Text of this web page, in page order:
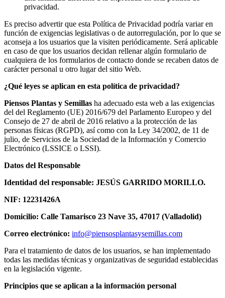
privacidad.
Es preciso advertir que esta Política de Privacidad podría variar en
función de exigencias legislativas o de autorregulación, por lo que se
aconseja a los usuarios que la visiten periódicamente. Será aplicable
en caso de que los usuarios decidan rellenar algún formulario de
cualquiera de los formularios de contacto donde se recaben datos de
carácter personal u otro lugar del sitio Web.
¿Qué leyes se aplican en esta política de privacidad?
Piensos Plantas y Semillas ha adecuado esta web a las exigencias
del del Reglamento (UE) 2016/679 del Parlamento Europeo y del
Consejo de 27 de abril de 2016 relativo a la protección de las
personas físicas (RGPD), así como con la Ley 34/2002, de 11 de
julio, de Servicios de la Sociedad de la Información y Comercio
Electrónico (LSSICE o LSSI).
Datos del Responsable
Identidad del responsable: JESÚS GARRIDO MORILLO.
NIF: 12231426A
Domicilio: Calle Tamarisco 23 Nave 35, 47017 (Valladolid)
Correo electrónico: info@piensosplantasysemillas.com
Para el tratamiento de datos de los usuarios, se han implementado
todas las medidas técnicas y organizativas de seguridad establecidas
en la legislación vigente.
Principios que se aplican a la información personal